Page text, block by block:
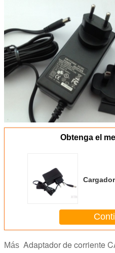
Obtenga el
Más Adaptador de corriente